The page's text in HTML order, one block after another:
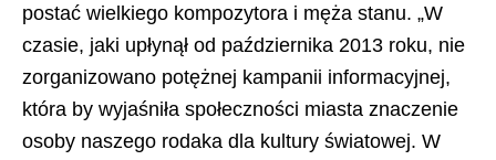
postać wielkiego kompozytora i męża stanu. „W
czasie, jaki upłynął od października 2013 roku, nie
zorganizowano potężnej kampanii informacyjnej,
która by wyjaśniła społeczności miasta znaczenie
osoby naszego rodaka dla kultury światowej. W